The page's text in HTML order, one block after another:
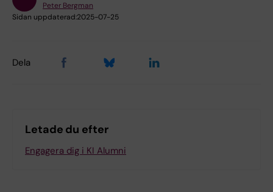
Peter Bergman
Sidan uppdaterad:2025-07-25
Dela
Letade du efter
Engagera dig i KI Alumni